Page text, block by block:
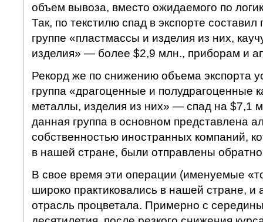
объем вывоза, вместо ожидаемого по
Так, по текстилю спад в экспорте
группе «пластмассы и изделия из них,
изделия» — более $2,9 млн., приборам и
Рекорд же по снижению объема экспорта
группа «драгоценные и полудрагоценные
металлы, изделия из них» — спад на $7,1
данная группа в основном представлена
собственностью иностранных компаний,
в нашей стране, были отправлены обратно
В свое время эти операции (именуемые
широко практиковались в нашей стране, и
отрасль процветала. Примерно с